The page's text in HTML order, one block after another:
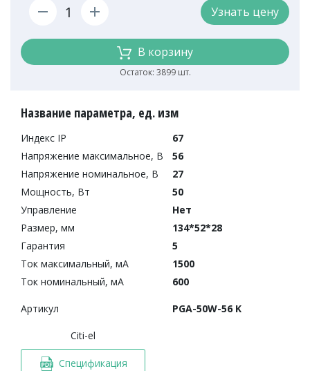
Узнать цену
В корзину
Остаток: 3899 шт.
Название параметра, ед. изм
Индекс IP
67
Напряжение максимальное, В
56
Напряжение номинальное, В
27
Мощность, Вт
50
Управление
Нет
Размер, мм
134*52*28
Гарантия
5
Ток максимальный, мА
1500
Ток номинальный, мА
600
Артикул PGA-50W-56 K
Citi-el
Спецификация